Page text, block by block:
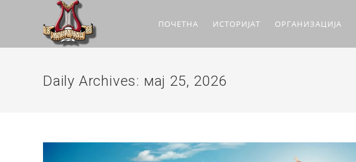
ПОЧЕТНА ИСТОРИЈАТ ОРГАНИЗАЦИЈА
Daily Archives: мај 25, 2026